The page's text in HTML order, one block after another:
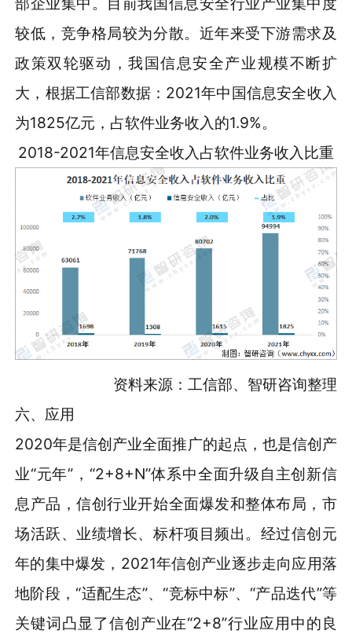
较低，竞争格局较为分散。近年来受下游需求及
政策双轮驱动，我国信息安全产业规模不断扩
大，根据工信部数据：2021年中国信息安全收入
为1825亿元，占软件业务收入的1.9%。
2018-2021年信息安全收入占软件业务收入比重
资料来源：工信部、智研咨询整理
六、应用
2020年是信创产业全面推广的起点，也是信创产
业“元年”，“2+8+N”体系中全面升级自主创新信
息产品，信创行业开始全面爆发和整体布局，市
场活跃、业绩增长、标杆项目频出。经过信创元
年的集中爆发，2021年信创产业逐步走向应用落
地阶段，“适配生态”、“竞标中标”、“产品迭代”等
关键词凸显了信创产业在“2+8”行业应用中的良